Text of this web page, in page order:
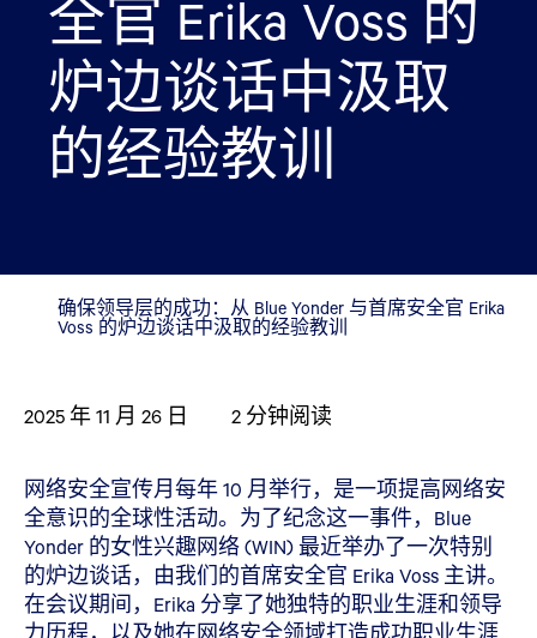
全官 Erika Voss 的
炉边谈话中汲取
的经验教训
确保领导层的成功：从 Blue Yonder 与首席安全官 Erika
Voss 的炉边谈话中汲取的经验教训
2025 年 11 月 26 日 2 分钟阅读
网络安全宣传月每年 10 月举行，是一项提高网络安
全意识的全球性活动。为了纪念这一事件，Blue
Yonder 的女性兴趣网络 (WIN) 最近举办了一次特别
的炉边谈话，由我们的首席安全官 Erika Voss 主讲。
在会议期间，Erika 分享了她独特的职业生涯和领导
力历程，以及她在网络安全领域打造成功职业生涯